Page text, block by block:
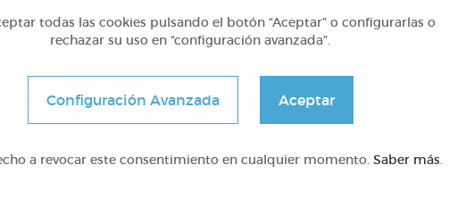
ha sido posible gracias al mecenazgo de la
todas las cookies pulsando el botón “Aceptar” o configurarlas o
rechazar su uso en “configuración avanzada”.
Configuración Avanzada Aceptar
a revocar este consentimiento en cualquier momento. Saber más.